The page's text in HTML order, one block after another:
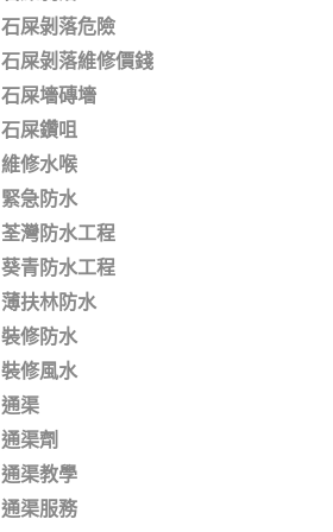
石屎剝落危險
石屎剝落維修價錢
石屎墻磚墻
石屎鑽咀
維修水喉
緊急防水
荃灣防水工程
葵青防水工程
薄扶林防水
裝修防水
裝修風水
通渠
通渠劑
通渠教學
通渠服務